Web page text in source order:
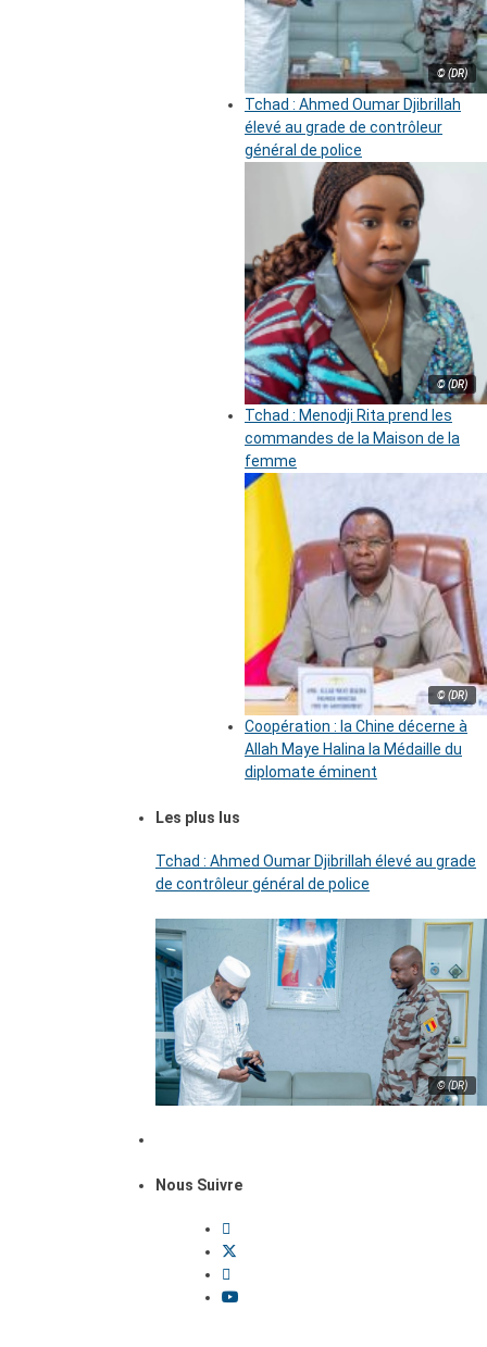
© (DR)
Tchad : Ahmed Oumar Djibrillah
élevé au grade de contrôleur
général de police
© (DR)
Tchad : Menodji Rita prend les
commandes de la Maison de la
femme
© (DR)
Coopération : la Chine décerne à
Allah Maye Halina la Médaille du
diplomate éminent
Les plus lus
Tchad : Ahmed Oumar Djibrillah élevé au grade
de contrôleur général de police
© (DR)
Nous Suivre